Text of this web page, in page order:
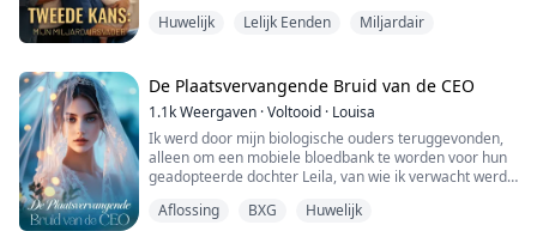
kruiste ik opnieuw het pad van die rijke jongeman.
Huwelijk Lelijk Eenden Miljardair
De Plaatsvervangende Bruid van de CEO
1.1kWeergaven ·Voltooid · Louisa
Ik werd door mijn biologische ouders teruggevonden,
alleen om een mobiele bloedbank te worden voor hun
geadopteerde dochter Leila, van wie ik verwacht werd
zelfs mijn hart—wanneer zij ernstig ziek werd...
Aflossing BXG Huwelijk